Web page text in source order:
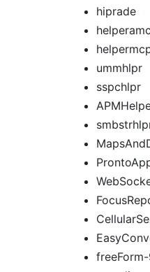
hiprade
helperamc
ummhlpr
sspchlpr